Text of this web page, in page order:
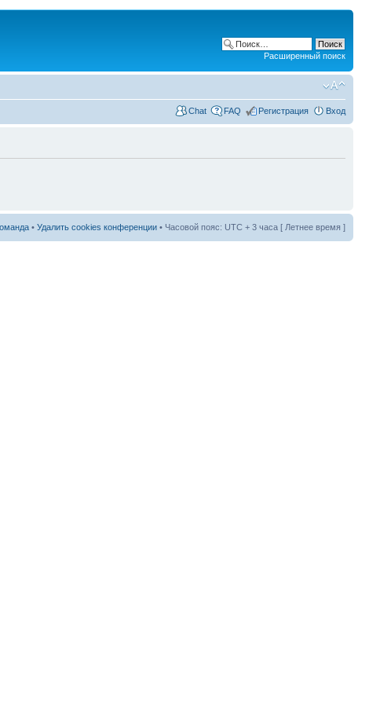
Расширенный поиск
Chat FAQ Регистрация Вход
• Удалить cookies конференции • Часовой пояс: UTC + 3 часа [ Летнее время ]